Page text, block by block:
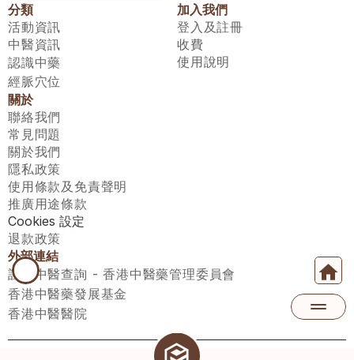
分類
活動資訊
中醫資訊
認識中藥
經脈穴位
加入我們
登入及註冊
收費
使用說明
關於
聯絡我們
常見問題
關於我們
隱私政策
使用條款及免責聲明
推廣用途條款
Cookies 設定
退款政策
外部連結
註冊中醫查詢 - 香港中醫藥管理委員會
香港中醫藥發展基金
香港中醫醫院